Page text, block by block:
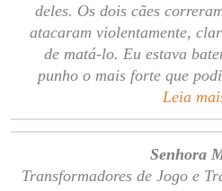
deles. Os dois cães
atacaram violentamente,
de matá-lo. Eu estava
punho o mais forte que
Leia
Senhora
Transformadores de Jogo e